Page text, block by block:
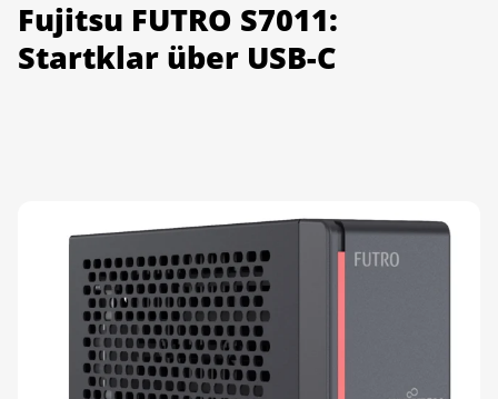
Fujitsu FUTRO S7011:
Startklar über USB-C